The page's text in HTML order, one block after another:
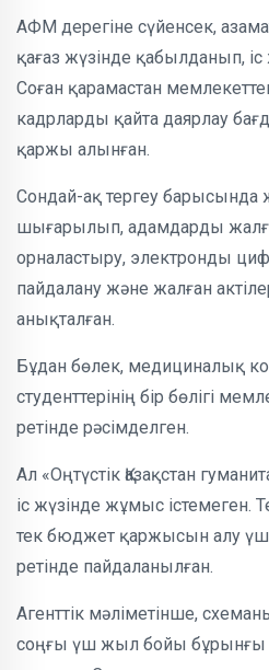
АФМ дерегіне сүйенсек,
қағаз жүзінде қабылданып,
Соған қарамастан
кадрларды қайта даярлау
қаржы алынған.
Сондай-ақ тергеу барысында
шығарылып, адамдарды
орналастыру, электронды
пайдалану және жалған
анықталған.
Бұдан бөлек, медициналық
студенттерінің бір бөлігі
ретінде рәсімделген.
Ал «Оңтүстік Қазақстан
іс жүзінде жұмыс істемеген.
тек бюджет қаржысын алу
ретінде пайдаланылған.
Агенттік мәліметінше,
соңғы үш жыл бойы